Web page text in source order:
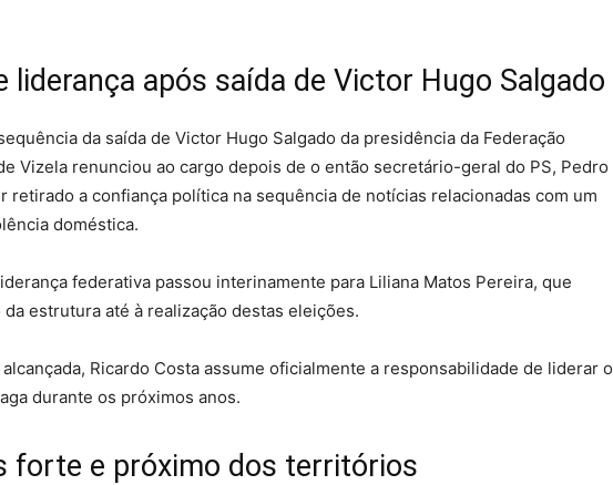
liderança após saída de Victor Hugo Salgado
da saída de Victor Hugo Salgado da presidência da Federação
Vizela renunciou ao cargo depois de o então secretário-geral do PS, Pedro
retirado a confiança política na sequência de notícias relacionadas com um
doméstica.
federativa passou interinamente para Liliana Matos Pereira, que
estrutura até à realização destas eleições.
Ricardo Costa assume oficialmente a responsabilidade de liderar o
durante os próximos anos.
forte e próximo dos territórios